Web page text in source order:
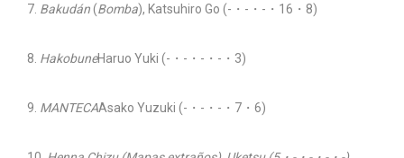
7. Bakudán(Bomba), Katsuhiro Go (-・-・-・16・8)
8. HakobuneHaruo Yuki (-・-・-・-・3)
9. MANTECAAsako Yuzuki (-・-・-・7・6)